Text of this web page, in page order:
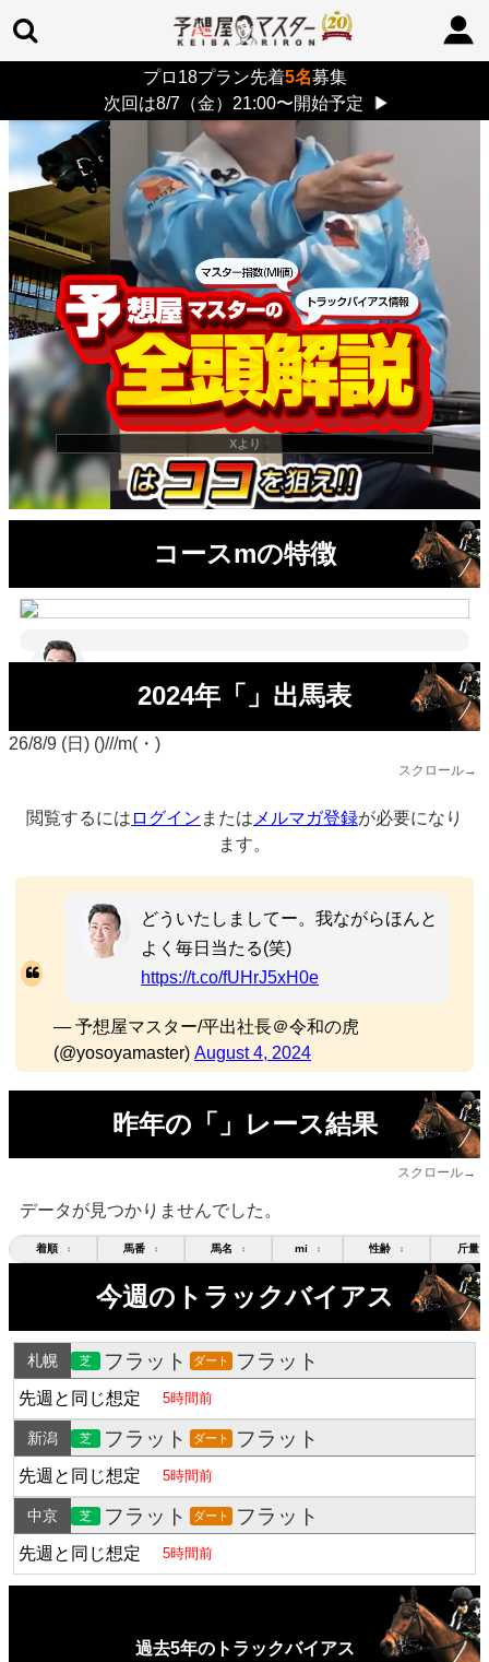
プロ18プラン先着5名募集
次回は8/7（金）21:00〜開始予定
▶
> 26/8/9 (日)
Xより
コースmの特徴
2024年「」出馬表
26/8/9 (日) ()///m(・)
スクロール→
閲覧するには ログイン または メルマガ登録が必要になり
ます。
どういたしましてー。我ながらほんと
よく毎日当たる(笑)
https://t.co/fUHrJ5xH0e
— 予想屋マスター/平出社長＠令和の虎
(@yosoyamaster) August 4, 2024
昨年の「」レース結果
スクロール→
データが見つかりませんでした。
着順 ↕ 馬番 ↕ 馬名 ↕ mi ↕ 性齢 ↕ 斤量
今週のトラックバイアス
札幌 芝 フラット ダート フラット
先週と同じ想定 5時間前
新潟 芝 フラット ダート フラット
先週と同じ想定 5時間前
中京 芝 フラット ダート フラット
先週と同じ想定 5時間前
過去5年のトラックバイアス